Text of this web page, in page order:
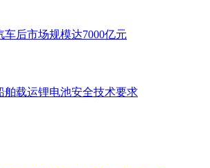
车后市场规模达7000亿元
舶载运锂电池安全技术要求